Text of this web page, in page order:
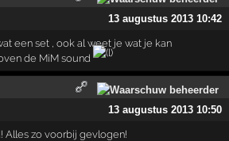
13 augustus 2013 10:42
een set , ook al weet je wat je kan
de MiM sound
13 augustus 2013 10:50
Alles zo voorbij gevlogen!